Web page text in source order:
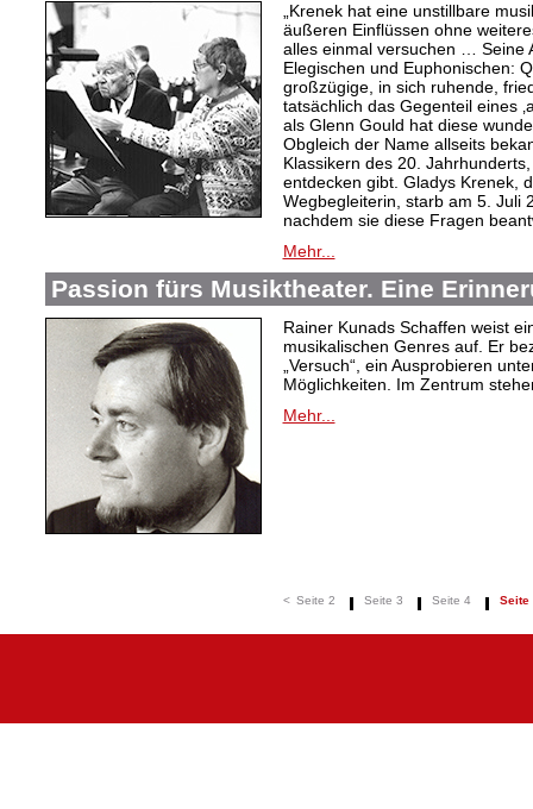
„Krenek hat eine unstillbare
äußeren Einflüssen ohne
alles einmal versuchen … Seine
Elegischen und Euphonischen:
großzügige, in sich ruhende,
tatsächlich das Gegenteil eines
als Glenn Gould hat diese
Obgleich der Name allseits
Klassikern des 20.
entdecken gibt. Gladys Krenek,
Wegbegleiterin, starb am 5. Juli
nachdem sie diese Fragen
Mehr...
Passion fürs Musiktheater. Eine
Rainer Kunads Schaffen weist
musikalischen Genres auf. Er
„Versuch“, ein Ausprobieren
Möglichkeiten. Im Zentrum
Mehr...
< Seite 2 Seite 3 Seite 4 Seite